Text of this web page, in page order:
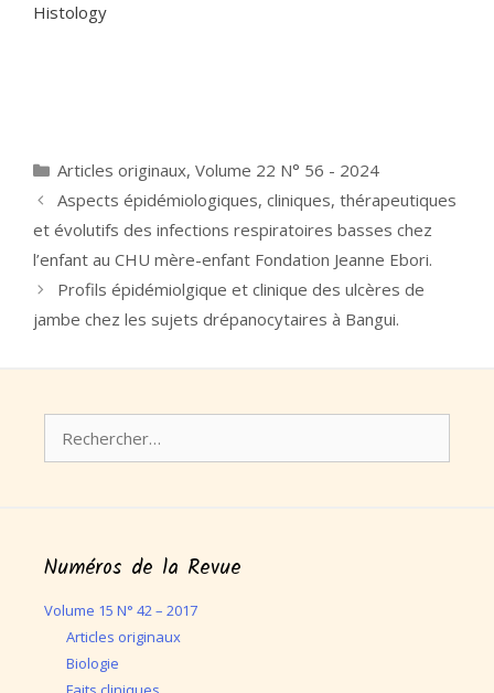
Histology
Catégories
Articles originaux, Volume 22 N° 56 - 2024
Aspects épidémiologiques, cliniques, thérapeutiques
et évolutifs des infections respiratoires basses chez
l’enfant au CHU mère-enfant Fondation Jeanne Ebori.
Profils épidémiolgique et clinique des ulcères de
jambe chez les sujets drépanocytaires à Bangui.
Numéros de la Revue
Volume 15 N° 42 – 2017
Articles originaux
Biologie